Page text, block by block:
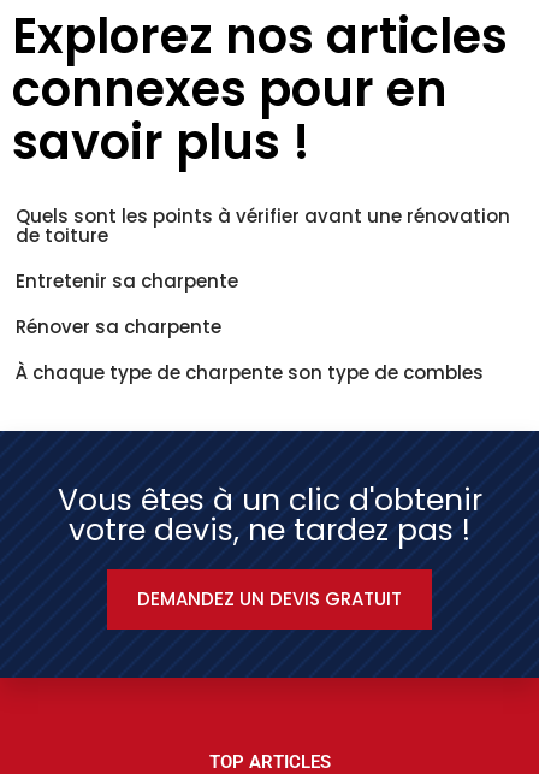
Explorez nos articles
connexes pour en
savoir plus !
Quels sont les points à vérifier avant une rénovation
de toiture
Entretenir sa charpente
Rénover sa charpente
À chaque type de charpente son type de combles
Vous êtes à un clic d'obtenir
votre devis, ne tardez pas !
DEMANDEZ UN DEVIS GRATUIT
TOP ARTICLES